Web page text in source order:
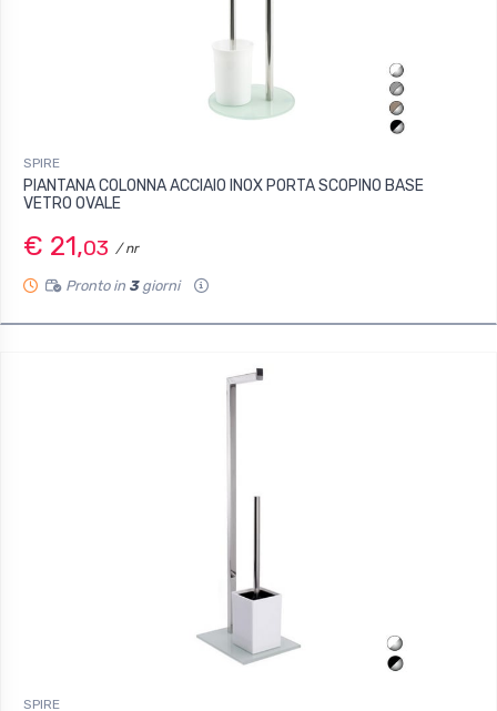
SPIRE
PIANTANA COLONNA ACCIAIO INOX PORTA SCOPINO BASE
VETRO OVALE
€ 21,03 / nr
Pronto in 3giorni
SPIRE